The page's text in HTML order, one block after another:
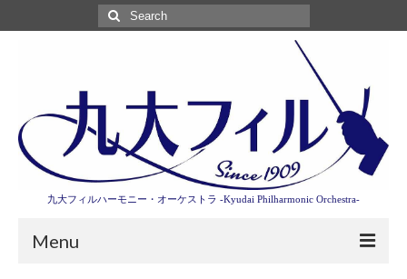
Search
for:
九大フィルハーモニー・オーケストラ -Kyudai Philharmonic Orchestra-
Menu